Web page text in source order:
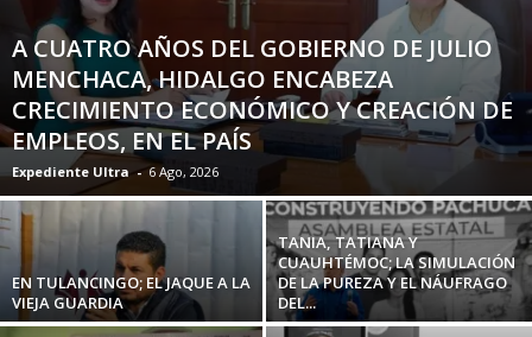
A CUATRO AÑOS DEL GOBIERNO DE JULIO
MENCHACA, HIDALGO ENCABEZA
CRECIMIENTO ECONÓMICO Y CREACIÓN DE
EMPLEOS, EN EL PAÍS
Expediente Ultra - 6 Ago, 2026
EN TULANCINGO; EL JAQUE A LA
VIEJA GUARDIA
TANIA, TATIANA Y
CUAUHTÉMOC; LA SIMULACIÓN
DE LA PUREZA Y EL NÁUFRAGO
DEL...